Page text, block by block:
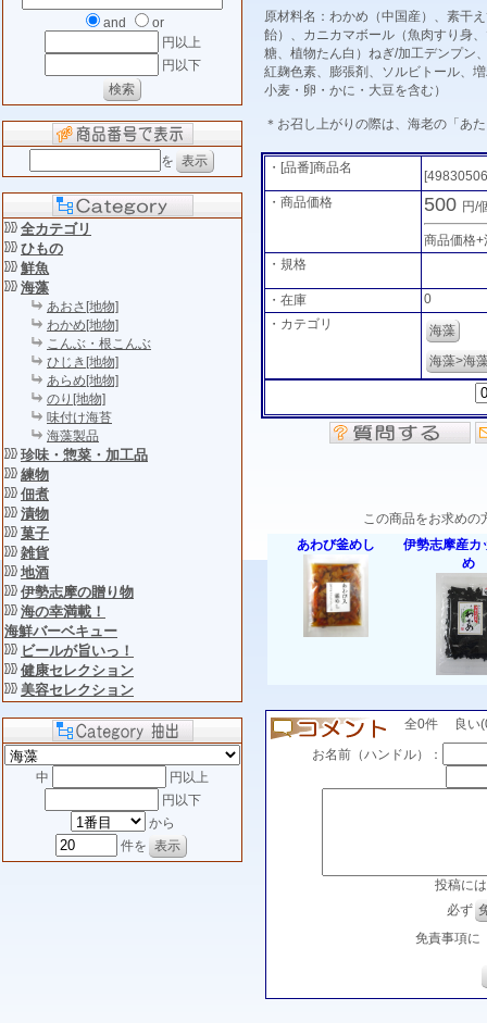
and
or
円以上
円以下
を
全カテゴリ
ひもの
鮮魚
海藻
あおさ[地物]
わかめ[地物]
こんぶ・根こんぶ
ひじき[地物]
あらめ[地物]
のり[地物]
味付け海苔
海藻製品
珍味・惣菜・加工品
練物
佃煮
漬物
菓子
雑貨
地酒
伊勢志摩の贈り物
海の幸満載！
海鮮バーベキュー
ビールが旨いっ！
健康セレクション
美容セレクション
中
円以上
円以下
から
件を
原材料名：わかめ（中国産）、素干
飴）、カニカマボール（魚肉すり身
糖、植物たん白）ねぎ/加工デンプン
紅麹色素、膨張剤、ソルビトール、
小麦・卵・かに・大豆を含む）
＊お召し上がりの際は、海老の「あ
・[品番]商品名
・商品価格
500 円/
商品価格
・規格
・在庫
0
・カテゴリ
海藻
海藻>海
この商品をお求めの
あわび釜めし
伊勢志摩産カ
め
全0件 良い
お名前（ハンドル）：
投稿に
必ず
免責事項に